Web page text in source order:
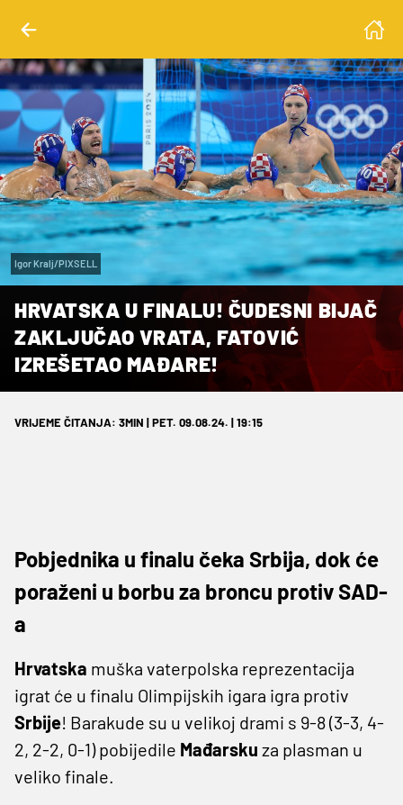
Igor Kralj/PIXSELL
HRVATSKA U FINALU! ČUDESNI BIJAČ
ZAKLJUČAO VRATA, FATOVIĆ
IZREŠETAO MAĐARE!
VRIJEME ČITANJA: 3MIN | PET. 09.08.24. | 19:15
Pobjednika u finalu čeka Srbija, dok će
poraženi u borbu za broncu protiv SAD-
a
Hrvatska muška vaterpolska reprezentacija
igrat će u finalu Olimpijskih igara igra protiv
Srbije! Barakude su u velikoj drami s 9-8 (3-3, 4-
2, 2-2, 0-1) pobijedile Mađarsku za plasman u
veliko finale.